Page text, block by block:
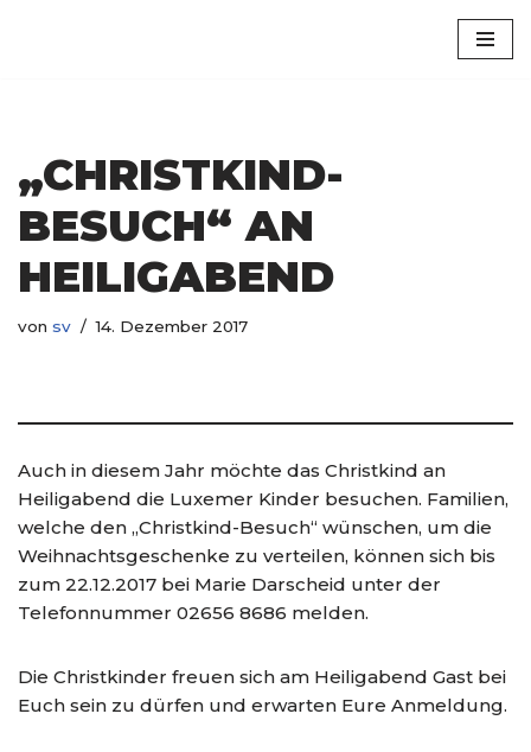
„CHRISTKIND-
BESUCH“ AN
HEILIGABEND
von sv 14. Dezember 2017
Auch in diesem Jahr möchte das Christkind an
Heiligabend die Luxemer Kinder besuchen. Familien,
welche den „Christkind-Besuch“ wünschen, um die
Weihnachtsgeschenke zu verteilen, können sich bis
zum 22.12.2017 bei Marie Darscheid unter der
Telefonnummer 02656 8686 melden.
Die Christkinder freuen sich am Heiligabend Gast bei
Euch sein zu dürfen und erwarten Eure Anmeldung.